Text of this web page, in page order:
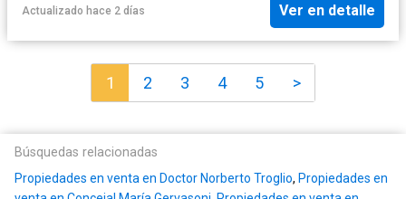
Actualizado hace 2 días Ver en detalle
1 2 3 4 5 >
Búsquedas relacionadas
Propiedades en venta en Doctor Norberto Troglio, Propiedades en